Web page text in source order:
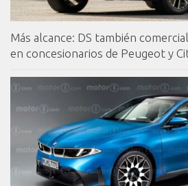
Más alcance: DS también
en concesionarios de Peugeot y